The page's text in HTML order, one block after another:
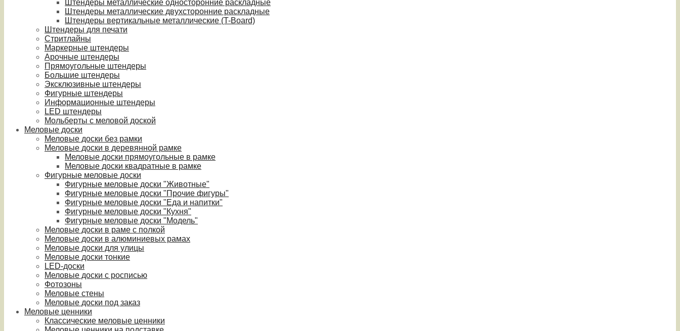
Штендеры металлические односторонние раскладные
Штендеры металлические двухсторонние раскладные
Штендеры вертикальные металлические (T-Board)
Штендеры для печати
Стритлайны
Маркерные штендеры
Арочные штендеры
Прямоугольные штендеры
Большие штендеры
Эксклюзивные штендеры
Фигурные штендеры
Информационные штендеры
LED штендеры
Мольберты с меловой доской
Меловые доски
Меловые доски без рамки
Меловые доски в деревянной рамке
Меловые доски прямоугольные в рамке
Меловые доски квадратные в рамке
Фигурные меловые доски
Фигурные меловые доски "Животные"
Фигурные меловые доски "Прочие фигуры"
Фигурные меловые доски "Еда и напитки"
Фигурные меловые доски "Кухня"
Фигурные меловые доски "Модель"
Меловые доски в раме с полкой
Меловые доски в алюминиевых рамах
Меловые доски для улицы
Меловые доски тонкие
LED-доски
Меловые доски с росписью
Фотозоны
Меловые стены
Меловые доски под заказ
Меловые ценники
Классические меловые ценники